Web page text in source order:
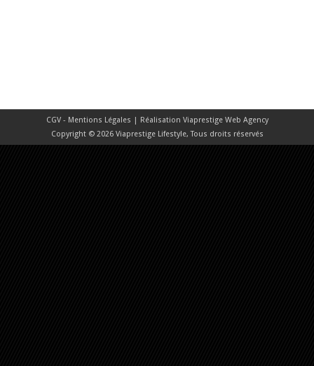
CGV - Mentions Légales | Réalisation Viaprestige Web Agency
Copyright © 2026 Viaprestige Lifestyle, Tous droits réservés